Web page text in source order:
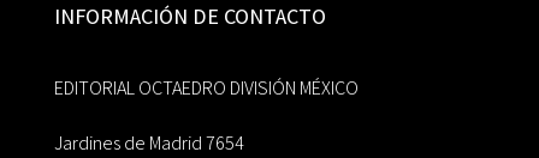
INFORMACIÓN DE CONTACTO
EDITORIAL OCTAEDRO DIVISIÓN MÉXICO
Jardines de Madrid 7654